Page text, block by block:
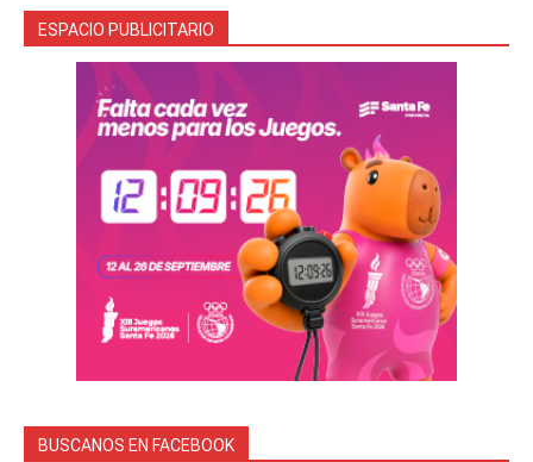
ESPACIO PUBLICITARIO
BUSCANOS EN FACEBOOK